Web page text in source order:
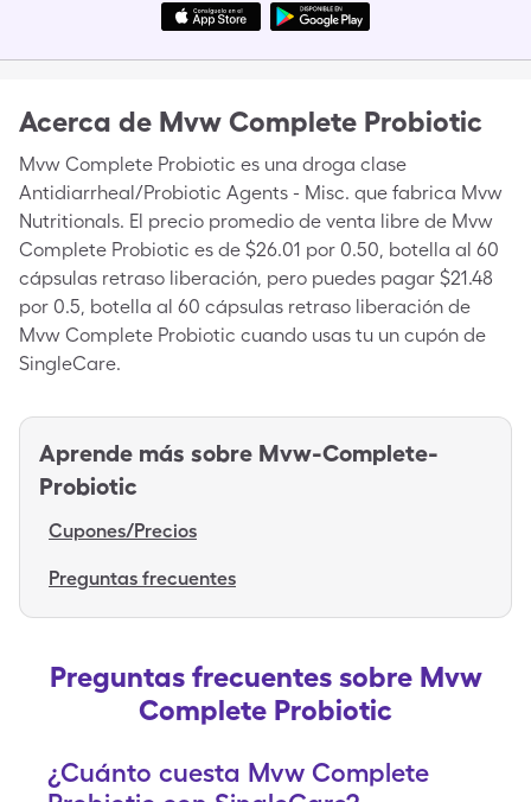
Acerca de Mvw Complete Probiotic
Mvw Complete Probiotic es una droga clase
Antidiarrheal/Probiotic Agents - Misc. que fabrica Mvw
Nutritionals. El precio promedio de venta libre de Mvw
Complete Probiotic es de $26.01 por 0.50, botella al 60
cápsulas retraso liberación, pero puedes pagar $21.48
por 0.5, botella al 60 cápsulas retraso liberación de
Mvw Complete Probiotic cuando usas tu un cupón de
SingleCare.
Aprende más sobre Mvw-Complete-
Probiotic
Cupones/Precios
Preguntas frecuentes
Preguntas frecuentes sobre Mvw
Complete Probiotic
¿Cuánto cuesta Mvw Complete